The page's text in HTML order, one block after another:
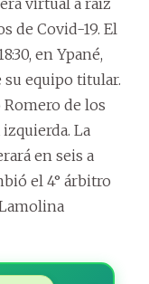
virtual a raíz
de Covid-19. El
en Ypané,
su equipo titular.
de los
La
en seis a
el 4° árbitro